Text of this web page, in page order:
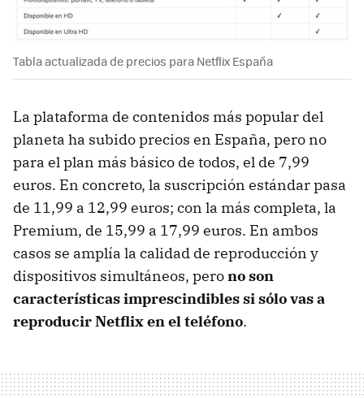
Tabla actualizada de precios para Netflix España
La plataforma de contenidos más popular del
planeta ha subido precios en España, pero no
para el plan más básico de todos, el de 7,99
euros. En concreto, la suscripción estándar pasa
de 11,99 a 12,99 euros; con la más completa, la
Premium, de 15,99 a 17,99 euros. En ambos
casos se amplía la calidad de reproducción y
dispositivos simultáneos, perono son
características imprescindibles si sólo vas a
reproducir Netflix en el teléfono.